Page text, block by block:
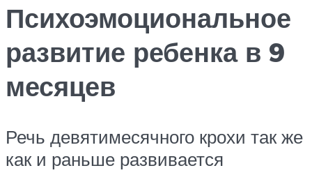
Психоэмоциональное
развитие ребенка в 9
месяцев
Речь девятимесячного крохи так же
как и раньше развивается